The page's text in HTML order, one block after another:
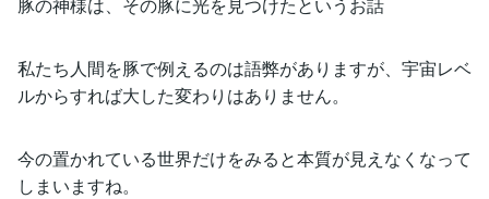
私たち人間を豚で例えるのは語弊がありますが、宇宙レベ
ルからすれば大した変わりはありません。
今の置かれている世界だけをみると本質が見えなくなって
しまいますね。